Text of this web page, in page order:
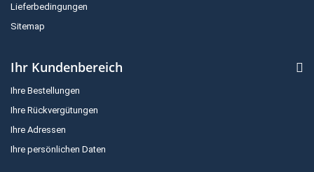
Lieferbedingungen
Sitemap
Ihr Kundenbereich
Ihre Bestellungen
Ihre Rückvergütungen
Ihre Adressen
Ihre persönlichen Daten